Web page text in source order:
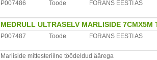
P007486 Toode FORANS EESTI AS
MEDRULL ULTRASELV MARLISIDE 7CMX5M
P007487 Toode FORANS EESTI AS
Marliside mittesteriilne töödeldud äärega